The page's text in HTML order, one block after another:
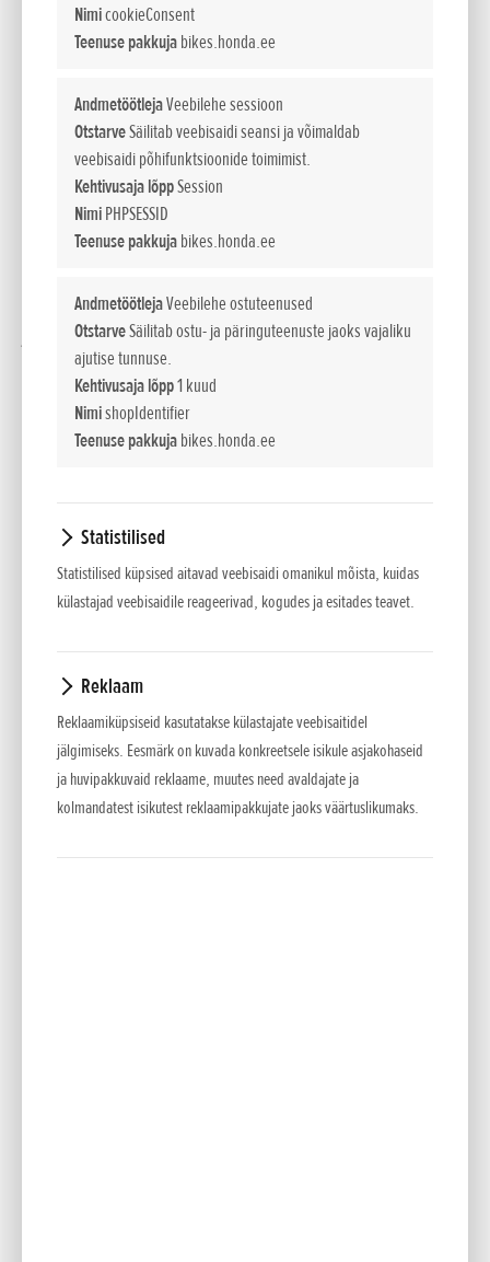
NimicookieConsent
Teenuse pakkujabikes.honda.ee
AndmetöötlejaVeebilehe sessioon
OtstarveSäilitab veebisaidi seansi ja võimaldab
veebisaidi põhifunktsioonide toimimist.
Kehtivusaja lõppSession
NimiPHPSESSID
Teenuse pakkujabikes.honda.ee
AndmetöötlejaVeebilehe ostuteenused
OtstarveSäilitab ostu- ja päringuteenuste jaoks vajaliku
ajutise tunnuse.
Kehtivusaja lõpp1 kuud
NimishopIdentifier
Teenuse pakkujabikes.honda.ee
Statistilised
Statistilised küpsised aitavad veebisaidi omanikul mõista, kuidas
külastajad veebisaidile reageerivad, kogudes ja esitades teavet.
Reklaam
Reklaamiküpsiseid kasutatakse külastajate veebisaitidel
jälgimiseks. Eesmärk on kuvada konkreetsele isikule asjakohaseid
ja huvipakkuvaid reklaame, muutes need avaldajate ja
kolmandatest isikutest reklaamipakkujate jaoks väärtuslikumaks.
Kõik need omadused, mis muudavad maastikusõidu
ka linnas: sale ja väle kaheotstarbeline masin lipsab läbi
kitsastest kohtadest, summutab konarlikelt teedelt saadud
löögid ja püsib teistest liiklejatest tublisti eespool tänu
nutikale madalal käigul kiirendusele. Samuti peab see olema
täiesti töökindel ning mõistlike põhihooldusvälpadega.
mudeleid. Kuid arvesse tuleb võtta paljut. Võidusõiduliku
jõudlusega kaasneb tihe hooldusgraafik, mis on lihtsalt liiga
koormav paljude hobisõitjate jaoks, kes soovivad vaid nuppu
vajutada ja lihtsalt sõita. Peale selle ei ole olulised
maanteesõiduki elemendid, nagu tuled, suunatuled ja
süütelüliti, võidusõidurattal nii kasutajasõbralikud ja
Mõistes seda ja soovides toota kaheotstarbelist ratast, mis
toetub kindlalt võidusõidumasina peamistele
sõiduomadustele, kuid on siiski palju tavalisemate
Honda aluseks oma krossimootorratta CRF450R ja lõi sellest
uue mudeli CRF450L.
See on kahtlemata võidusõidu-CRF – ja näeb ka sedamoodi
välja, kuid seda on parimaks sõiduks teedel ja maastikul
täiendatud ja muudetud. Seetõttu kujutab CRF450L endast
maanteel. Ja tänu Honda inseneritöö ja kooste kvaliteedile